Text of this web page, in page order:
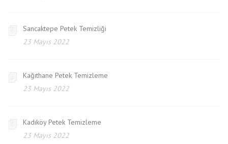
Sancaktepe Petek Temizliği
23 Mayıs 2022
Kağıthane Petek Temizleme
23 Mayıs 2022
Kadıköy Petek Temizleme
23 Mayıs 2022